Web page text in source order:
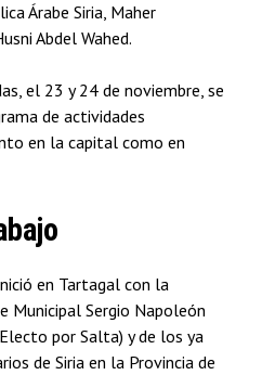
Árabe Siria, Maher
Abdel Wahed.
el 23 y 24 de noviembre, se
de actividades
en la capital como en
en Tartagal con la
Municipal Sergio Napoleón
por Salta) y de los ya
de Siria en la Provincia de